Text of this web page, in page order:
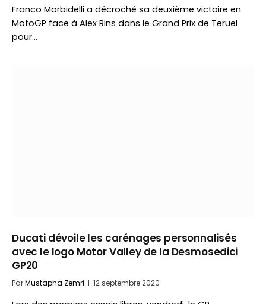
Franco Morbidelli a décroché sa deuxième victoire en
MotoGP face à Alex Rins dans le Grand Prix de Teruel
pour…
Ducati dévoile les carénages personnalisés
avec le logo Motor Valley de la Desmosedici
GP20
ParMustapha Zemri 12 septembre 2020